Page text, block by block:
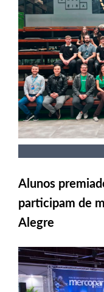
Alunos
participam de
Alegre